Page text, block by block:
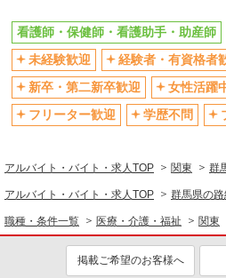
社会保険あり
産
退職金・財形貯蓄制度あり
各
テ
制服貸与
研
資格取得支援制度あり
医療・介護
看護師・保健師・看護助手・助産師
同じ特徴から求人を探す
ミ
看護師・保健師・看護助手・助産師
未経験歓迎
経験者・有資格者
新卒・第二新卒歓迎
女性活躍
フリーター歓迎
学歴不問
アルバイト・バイト・求人TOP 関東 群
アルバイト・バイト・求人TOP 群馬県の路
職種・条件一覧 医療・介護・福祉 関東
掲載ご希望のお客様へ